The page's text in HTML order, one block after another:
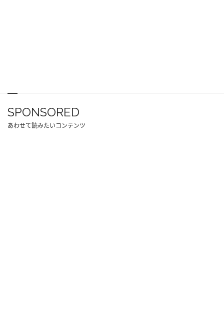
SPONSORED
あわせて読みたいコンテンツ